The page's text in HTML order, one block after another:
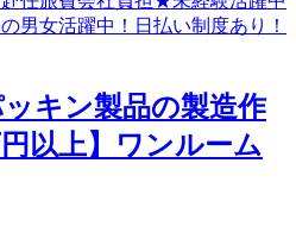
キン製品の製造作
以上】ワンルーム